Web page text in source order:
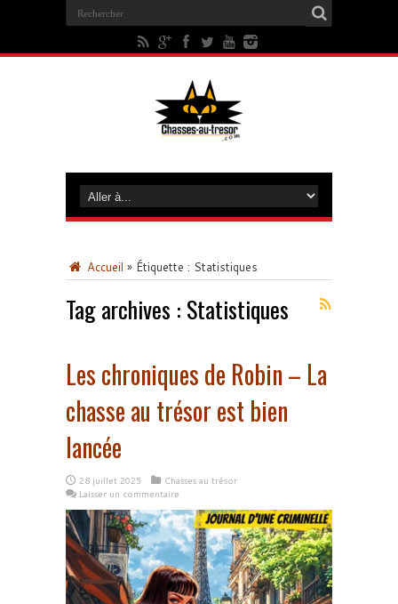
Accueil » Étiquette : Statistiques
Tag archives : Statistiques
Les chroniques de Robin – La
chasse au trésor est bien
lancée
28 juillet 2025
Chasses au trésor
Laisser un commentaire